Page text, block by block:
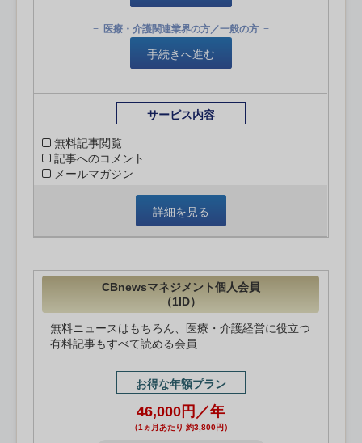
医療・介護関連業界の方／一般の方
手続きへ進む
サービス内容
無料記事閲覧
記事へのコメント
メールマガジン
詳細を見る
CBnewsマネジメント個人会員
（1ID）
無料ニュースはもちろん、医療・介護経営に役立つ
有料記事もすべて読める会員
お得な年額プラン
46,000円／年
（1ヵ月あたり 約3,800円）